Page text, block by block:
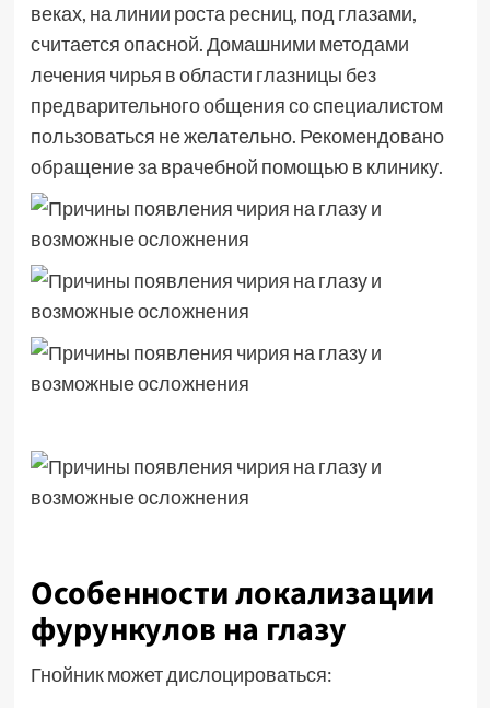
веках, на линии роста ресниц, под глазами,
считается опасной. Домашними методами
лечения чирья в области глазницы без
предварительного общения со специалистом
пользоваться не желательно. Рекомендовано
обращение за врачебной помощью в клинику.
Особенности локализации
фурункулов на глазу
Гнойник может дислоцироваться: